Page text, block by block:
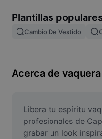
Image merge
Resize Image
Meme Generator
AI Text Remover
Plantillas populares
Cambio De Vestido
Acerca de vaquera
Libera tu espíritu
profesionales de
grabar un look